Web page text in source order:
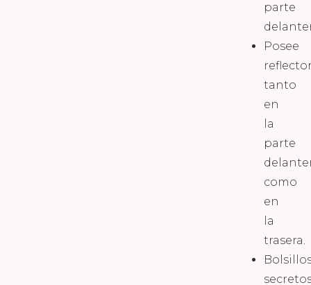
parte
Posee
tanto
en
la
parte
como
en
la
trasera.